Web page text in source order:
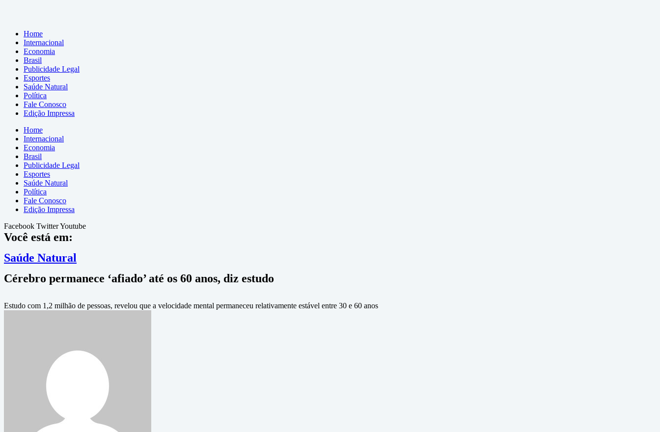
Home
Internacional
Economia
Brasil
Publicidade Legal
Esportes
Saúde Natural
Política
Fale Conosco
Edição Impressa
Home
Internacional
Economia
Brasil
Publicidade Legal
Esportes
Saúde Natural
Política
Fale Conosco
Edição Impressa
Facebook TwitterYoutube
Você está em:
Saúde Natural
Cérebro permanece ‘afiado’ até os 60 anos, diz estudo
Estudo com 1,2 milhão de pessoas, revelou que a velocidade mental permaneceu relativamente estável entre 30 e 60 anos